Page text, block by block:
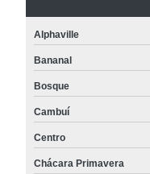
Alphaville
Bananal
Bosque
Cambuí
Centro
Chácara Primavera